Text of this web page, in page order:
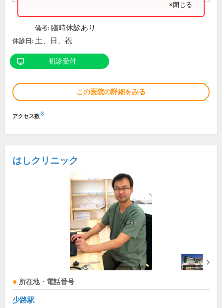
×閉じる
備考: 臨時休診あり
休診日: 土、日、祝
初診受付
この医院の詳細をみる
アクセス数※
はしクリニック
所在地・電話番号
少路駅